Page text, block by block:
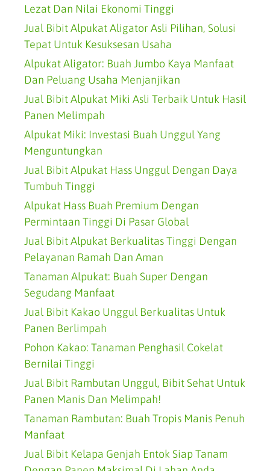
Lezat Dan Nilai Ekonomi Tinggi
Jual Bibit Alpukat Aligator Asli Pilihan, Solusi
Tepat Untuk Kesuksesan Usaha
Alpukat Aligator: Buah Jumbo Kaya Manfaat
Dan Peluang Usaha Menjanjikan
Jual Bibit Alpukat Miki Asli Terbaik Untuk Hasil
Panen Melimpah
Alpukat Miki: Investasi Buah Unggul Yang
Menguntungkan
Jual Bibit Alpukat Hass Unggul Dengan Daya
Tumbuh Tinggi
Alpukat Hass Buah Premium Dengan
Permintaan Tinggi Di Pasar Global
Jual Bibit Alpukat Berkualitas Tinggi Dengan
Pelayanan Ramah Dan Aman
Tanaman Alpukat: Buah Super Dengan
Segudang Manfaat
Jual Bibit Kakao Unggul Berkualitas Untuk
Panen Berlimpah
Pohon Kakao: Tanaman Penghasil Cokelat
Bernilai Tinggi
Jual Bibit Rambutan Unggul, Bibit Sehat Untuk
Panen Manis Dan Melimpah!
Tanaman Rambutan: Buah Tropis Manis Penuh
Manfaat
Jual Bibit Kelapa Genjah Entok Siap Tanam